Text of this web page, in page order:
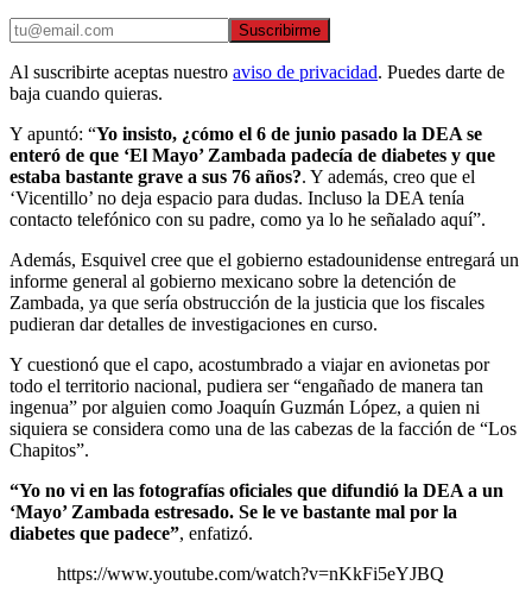
Suscribirme
Al suscribirte aceptas nuestro aviso de privacidad. Puedes darte de
baja cuando quieras.
Y apuntó: “Yo insisto, ¿cómo el 6 de junio pasado la DEA se
enteró de que ‘El Mayo’ Zambada padecía de diabetes y que
estaba bastante grave a sus 76 años?. Y además, creo que el
‘Vicentillo’ no deja espacio para dudas. Incluso la DEA tenía
contacto telefónico con su padre, como ya lo he señalado aquí”.
Además, Esquivel cree que el gobierno estadounidense entregará un
informe general al gobierno mexicano sobre la detención de
Zambada, ya que sería obstrucción de la justicia que los fiscales
pudieran dar detalles de investigaciones en curso.
Y cuestionó que el capo, acostumbrado a viajar en avionetas por
todo el territorio nacional, pudiera ser “engañado de manera tan
ingenua” por alguien como Joaquín Guzmán López, a quien ni
siquiera se considera como una de las cabezas de la facción de “Los
Chapitos”.
“Yo no vi en las fotografías oficiales que difundió la DEA a un
‘Mayo’ Zambada estresado. Se le ve bastante mal por la
diabetes que padece”, enfatizó.
https://www.youtube.com/watch?v=nKkFi5eYJBQ